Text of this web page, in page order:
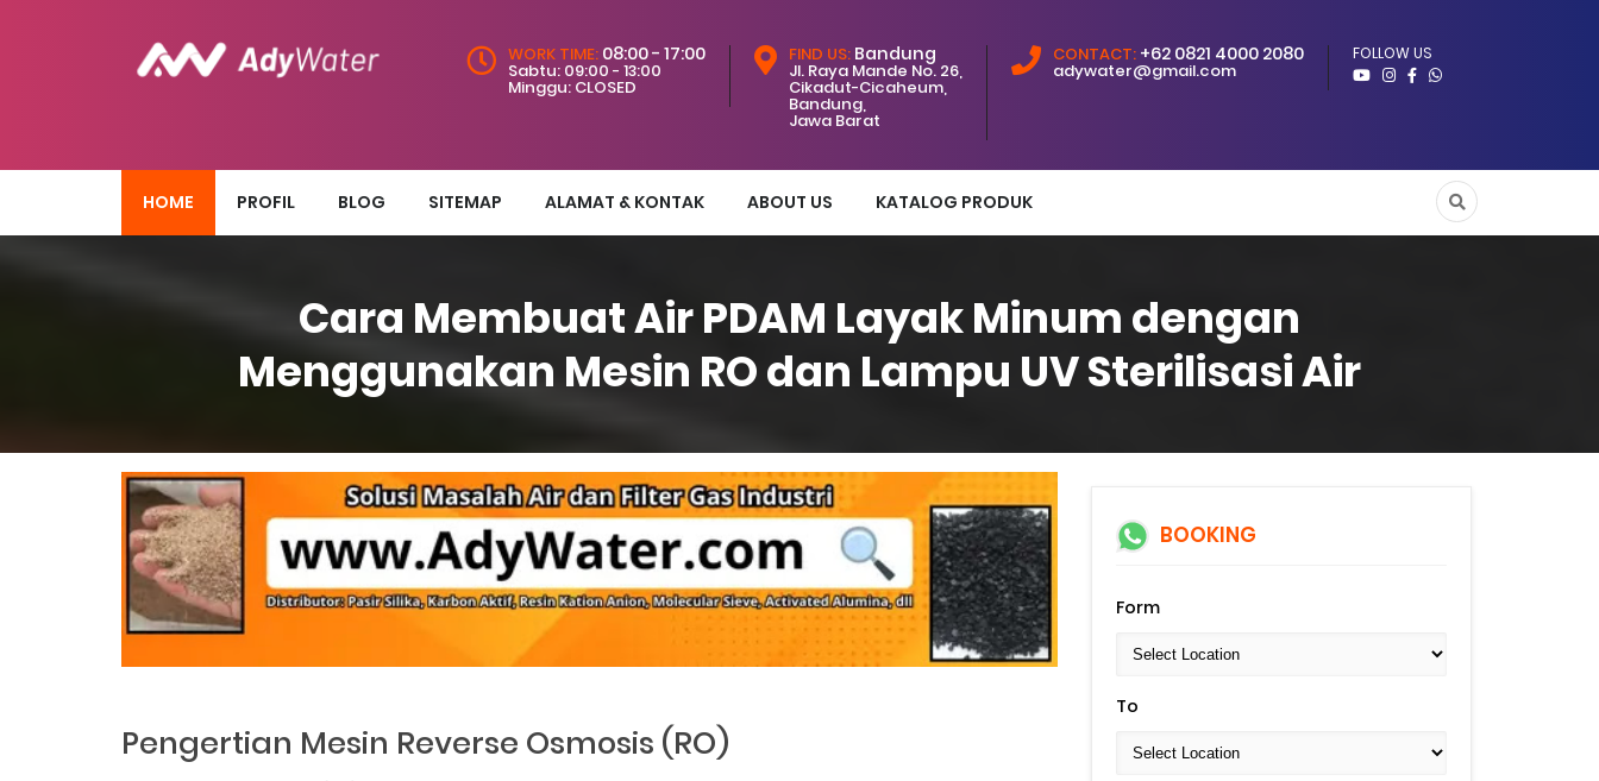
WORK TIME: 08:00 - 17:00
Sabtu: 09:00 - 13:00
Minggu: CLOSED
FIND US: Bandung
Jl. Raya Mande No. 26,
Cikadut-Cicaheum,
Bandung,
Jawa Barat
CONTACT: +62 0821 4000 2080
adywater@gmail.com
FOLLOW US
HOME PROFIL BLOG SITEMAP ALAMAT & KONTAK ABOUT US KATALOG PRODUK
Cara Membuat Air PDAM Layak Minum dengan
Menggunakan Mesin RO dan Lampu UV Sterilisasi Air
Pengertian Mesin Reverse Osmosis (RO)
BOOKING
Form
To